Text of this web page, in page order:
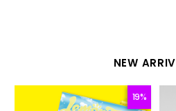
NEW
19%